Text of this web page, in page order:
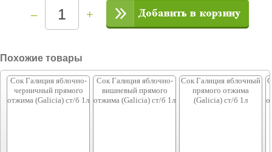
– +
Похожие товары
Сок Галиция яблочно-
черничный прямого
отжима (Galicia) ст/б 1л
Сок Галиция яблочно-
вишневый прямого
отжима (Galicia) ст/б 1л
Сок Галиция яблочный
прямого отжима
(Galicia) ст/б 1л